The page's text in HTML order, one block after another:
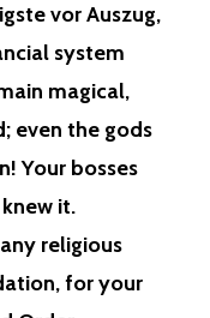
vor Auszug,
system
magical,
even the gods
Your bosses
it.
religious
for your